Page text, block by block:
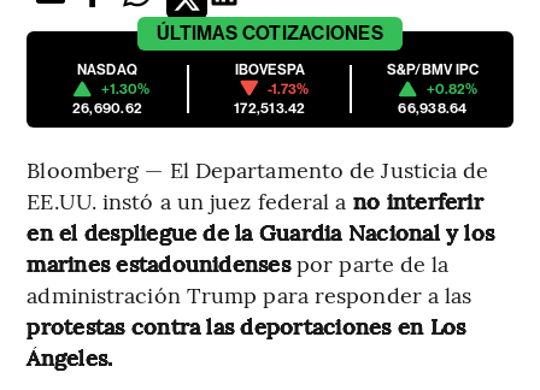
ÚLTIMAS COTIZACIONES
NASDAQ
+1.30%
26,690.62
IBOVESPA
-1.73%
172,513.42
S&P/BMV IPC
+0.82%
66,938.64
Bloomberg — El Departamento de Justicia de
EE.UU. instó a un juez federal a no interferir
en el despliegue de la Guardia Nacional y los
marines estadounidensespor parte de la
administración Trump para responder a las
protestas contra las deportaciones en Los
Ángeles.